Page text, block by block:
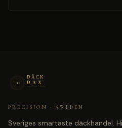
PRECISION · SWEDEN
Sveriges smartaste däckhandel.